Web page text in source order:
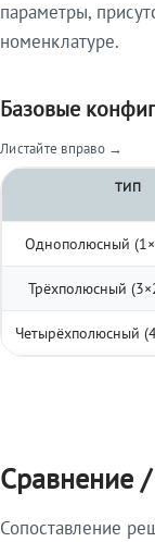
параметры,
номенклатуре.
Базовые
Листайте вправо →
ТИП
Однополюсный
Трёхполюсный
Четырёхполюсный
Сравнение
Сопоставление